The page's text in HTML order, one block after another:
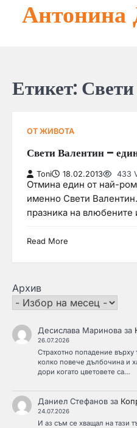
Антонина
Етикет:
ОТ ЖИВОТА
Свети Валентин –
Toni 18.02.2013 433
Отмина един от най-
именно Свети
празника на влюбените
Read More
Архив
Десислава Мариноваза
26.07.2026
Страхотно попадение върху
колко повече дълбочина и
дори когато цветовете са…
Даниел Стефановза
24.07.2026
И аз съм се хващал на тази